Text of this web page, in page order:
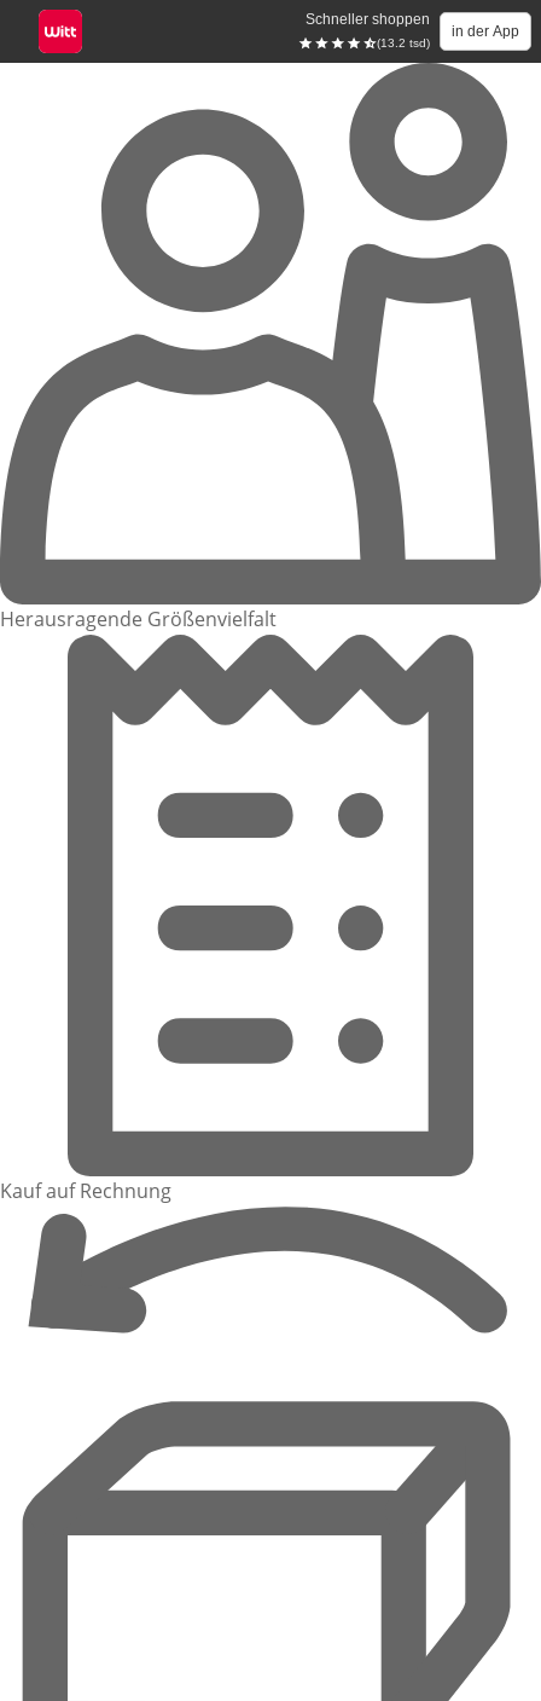
Schneller shoppen
(13.2 tsd)
in der App
Herausragende Größenvielfalt
Kauf auf Rechnung